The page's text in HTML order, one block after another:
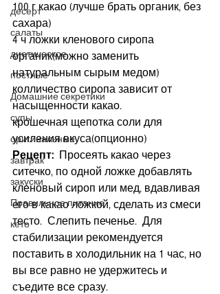
десерт
салаты
диетическое
постные
Домашние секретики
супы
оригинальные
завтрак
закуски
Правильное питание
кето
100 г какао (лучше брать органик, без
сахара)
4 ч ложки кленового сиропа
органик(можно заменить
натуральным сырым медом)
колличество сиропа зависит от
насыщенности какао.
крошечная щепотка соли для
усиления вкуса(опционно)
Рецепт:
  Просеять какао через
ситечко, по одной ложке добавлять
кленовый сироп или мед, вдавливая
его в какао ложкой, сделать из смеси
тесто.  Слепить печенье.  Для
стабилизации рекомендуется
поставить в холодильник на 1 час, но
вы все равно не удержитесь и
съедите все сразу.